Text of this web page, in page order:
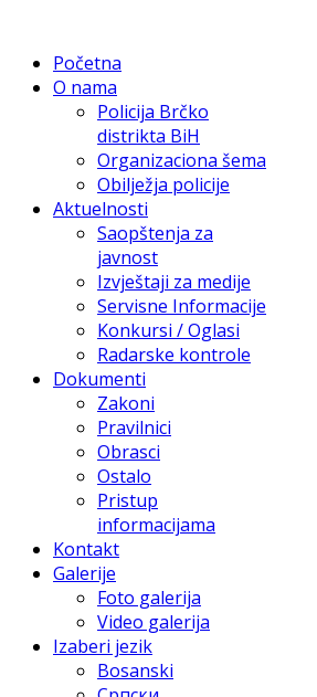
Početna
O nama
Policija Brčko
distrikta BiH
Organizaciona šema
Obilježja policije
Aktuelnosti
Saopštenja za
javnost
Izvještaji za medije
Servisne Informacije
Konkursi / Oglasi
Radarske kontrole
Dokumenti
Zakoni
Pravilnici
Obrasci
Ostalo
Pristup
informacijama
Kontakt
Galerije
Foto galerija
Video galerija
Izaberi jezik
Bosanski